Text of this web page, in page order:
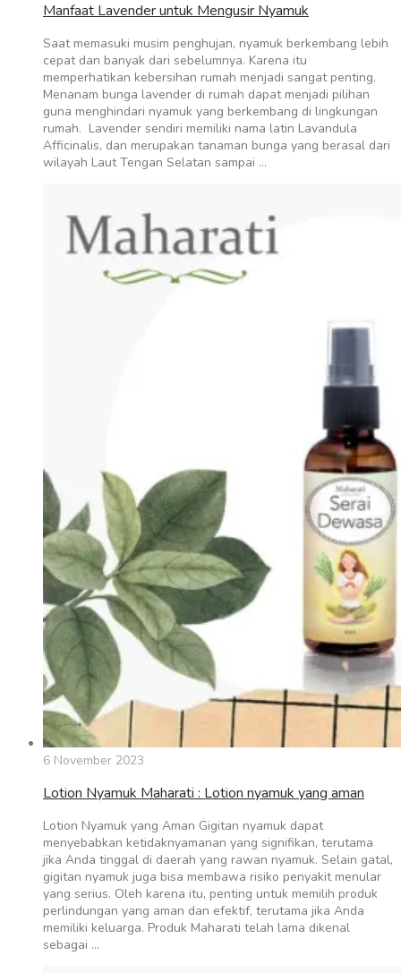
Manfaat Lavender untuk Mengusir Nyamuk
Saat memasuki musim penghujan, nyamuk berkembang lebih
cepat dan banyak dari sebelumnya. Karena itu
memperhatikan kebersihan rumah menjadi sangat penting.
Menanam bunga lavender di rumah dapat menjadi pilihan
guna menghindari nyamuk yang berkembang di lingkungan
rumah. Lavender sendiri memiliki nama latin Lavandula
Afficinalis, dan merupakan tanaman bunga yang berasal dari
wilayah Laut Tengan Selatan sampai …
6 November 2023
Lotion Nyamuk Maharati : Lotion nyamuk yang aman
Lotion Nyamuk yang Aman Gigitan nyamuk dapat
menyebabkan ketidaknyamanan yang signifikan, terutama
jika Anda tinggal di daerah yang rawan nyamuk. Selain gatal,
gigitan nyamuk juga bisa membawa risiko penyakit menular
yang serius. Oleh karena itu, penting untuk memilih produk
perlindungan yang aman dan efektif, terutama jika Anda
memiliki keluarga. Produk Maharati telah lama dikenal
sebagai …